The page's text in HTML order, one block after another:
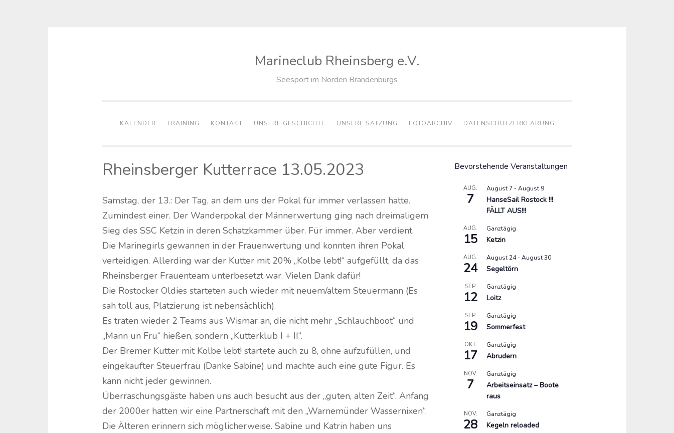
Marineclub Rheinsberg e.V.
Seesport im Norden Brandenburgs
KALENDER TRAINING KONTAKT UNSERE GESCHICHTE UNSERE SATZUNG FOTOARCHIV DATENSCHUTZERKLÄRUNG
Rheinsberger Kutterrace 13.05.2023
Samstag, der 13.: Der Tag, an dem uns der Pokal für immer verlassen hatte.
Zumindest einer. Der Wanderpokal der Männerwertung ging nach dreimaligem
Sieg des SSC Ketzin in deren Schatzkammer über. Für immer. Aber verdient.
Die Marinegirls gewannen in der Frauenwertung und konnten ihren Pokal
verteidigen. Allerding war der Kutter mit 20% „Kolbe lebt!“ aufgefüllt, da das
Rheinsberger Frauenteam unterbesetzt war. Vielen Dank dafür!
Die Rostocker Oldies starteten auch wieder mit neuem/altem Steuermann (Es
sah toll aus, Platzierung ist nebensächlich).
Es traten wieder 2 Teams aus Wismar an, die nicht mehr „Schlauchboot“ und
„Mann un Fru“ hießen, sondern „Kutterklub I + II“.
Der Bremer Kutter mit Kolbe lebt! startete auch zu 8, ohne aufzufüllen, und
eingekaufter Steuerfrau (Danke Sabine) und machte auch eine gute Figur. Es
kann nicht jeder gewinnen.
Überraschungsgäste haben uns auch besucht aus der „guten, alten Zeit“. Anfang
der 2000er hatten wir eine Partnerschaft mit den „Warnemünder Wassernixen“.
Die Älteren erinnern sich möglicherweise. Sabine und Katrin haben uns
Bevorstehende Veranstaltungen
AUG.
7
August 7 -August 9
HanseSail Rostock !!!
FÄLLT AUS!!!
AUG.
15
Ganztägig
Ketzin
AUG.
24
August 24-August 30
Segeltörn
SEP.
12
Ganztägig
Loitz
SEP.
19
Ganztägig
Sommerfest
OKT.
17
Ganztägig
Abrudern
NOV.
7
Ganztägig
Arbeitseinsatz – Boote
raus
NOV.
28
Ganztägig
Kegeln reloaded